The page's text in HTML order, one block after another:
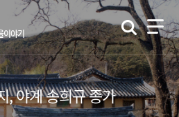
이야기
, 야계 송희규 종가